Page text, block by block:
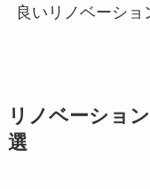
良いリノベーショ
リノベーショ
選